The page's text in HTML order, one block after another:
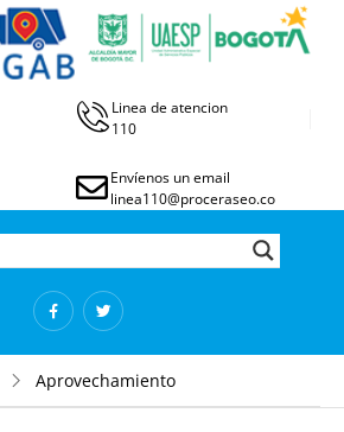
Linea de atencion
110
Envíenos un email
linea110@proceraseo.co
Aprovechamiento